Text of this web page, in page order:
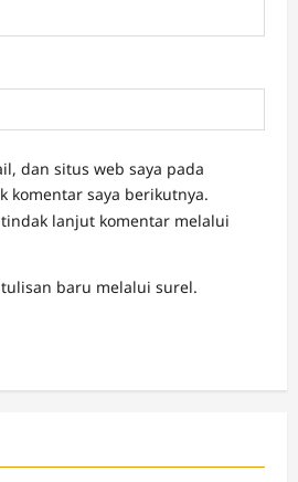
dan situs web saya pada
komentar saya berikutnya.
lanjut komentar melalui
baru melalui surel.